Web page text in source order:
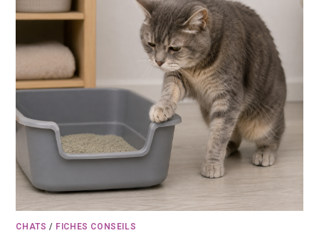
CHATS / FICHES CONSEILS